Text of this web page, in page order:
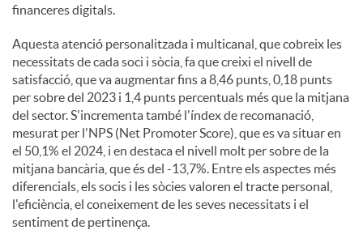
financeres digitals.
Aquesta atenció personalitzada i multicanal, que cobreix les
necessitats de cada soci i sòcia, fa que creixi el nivell de
satisfacció, que va augmentar fins a 8,46 punts, 0,18 punts
per sobre del 2023 i 1,4 punts percentuals més que la mitjana
del sector. S'incrementa també l'índex de recomanació,
mesurat per l'NPS (Net Promoter Score), que es va situar en
el 50,1% el 2024, i en destaca el nivell molt per sobre de la
mitjana bancària, que és del -13,7%. Entre els aspectes més
diferencials, els socis i les sòcies valoren el tracte personal,
l'eficiència, el coneixement de les seves necessitats i el
sentiment de pertinença.